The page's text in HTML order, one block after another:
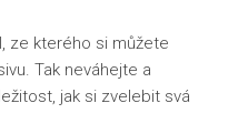
ze kterého si můžete
Tak neváhejte a
jak si zvelebit svá